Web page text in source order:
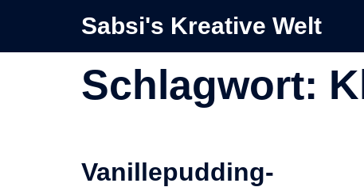
springen
Sabsi's Kreative Welt
Schlagwort:
Vanillepudding-